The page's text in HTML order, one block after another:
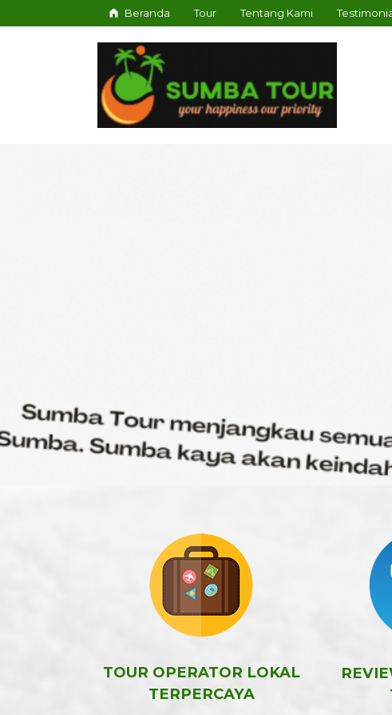
Beranda Tour Tentang Kami
TOUR OPERATOR LOKAL
TERPERCAYA